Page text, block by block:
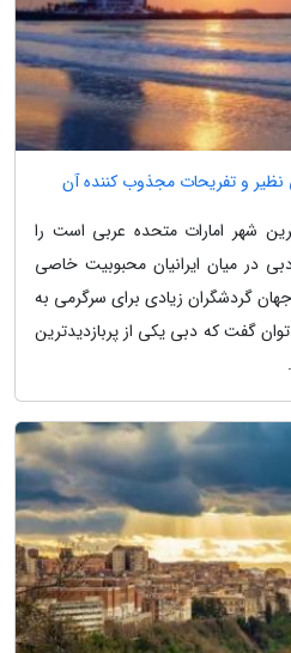
شهر امارات متحده عربی است را
در میان ایرانیان محبوبیت خاصی
جهان گردشگران زیادی برای سرگرمی به
گفت که دبی یکی از پربازدیدترین